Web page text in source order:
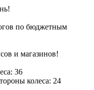
по бюджетным
и магазинов!
36
колеса: 24